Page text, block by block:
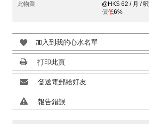
此物業
@HK$ 62 / 月 / 呎
價低6%
加入到我的心水名單
打印此頁
發送電郵給好友
報告錯誤